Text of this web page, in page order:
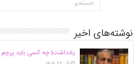
نوشته‌های اخیر
یادداشت| ‌چه کسی باید